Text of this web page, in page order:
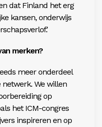
dat Finland het erg
kansen, onderwijs
merken?
meer onderdeel
We willen
op
het ICM-congres
inspireren en op